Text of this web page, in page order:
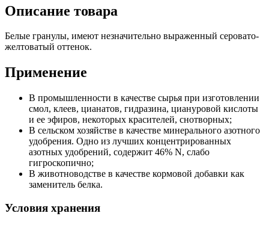
Описание товара
Белые гранулы, имеют незначительно выраженный серовато-
желтоватый оттенок.
Применение
В промышленности в качестве сырья при изготовлении
смол, клеев, цианатов, гидразина, циануровой кислоты
и ее эфиров, некоторых красителей, снотворных;
В сельском хозяйстве в качестве минерального азотного
удобрения. Одно из лучших концентрированных
азотных удобрений, содержит 46% N, слабо
гигроскопично;
В животноводстве в качестве кормовой добавки как
заменитель белка.
Условия хранения